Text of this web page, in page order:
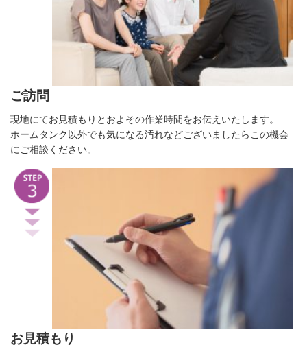
ご訪問
現地にてお見積もりとおよその作業時間をお伝えいたします。
ホームタンク以外でも気になる汚れなどございましたらこの機会
にご相談ください。
お見積もり